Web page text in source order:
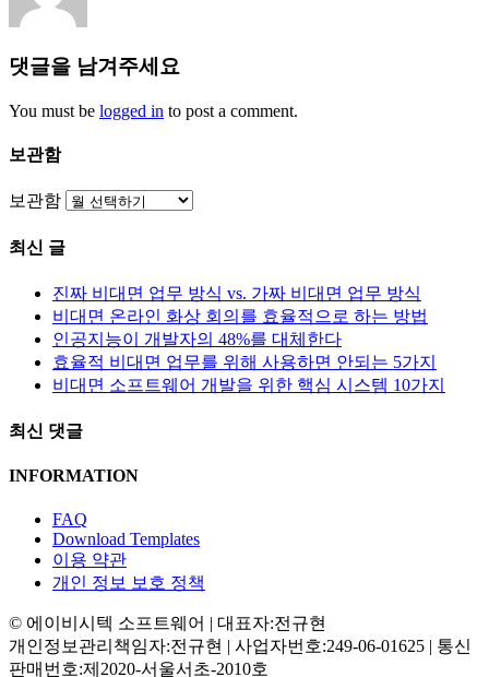
댓글을 남겨주세요
You must be logged in to post a comment.
보관함
보관함
최신 글
진짜 비대면 업무 방식 vs. 가짜 비대면 업무 방식
비대면 온라인 화상 회의를 효율적으로 하는 방법
인공지능이 개발자의 48%를 대체한다
효율적 비대면 업무를 위해 사용하면 안되는 5가지
비대면 소프트웨어 개발을 위한 핵심 시스템 10가지
최신 댓글
INFORMATION
FAQ
Download Templates
이용 약관
개인 정보 보호 정책
© 에이비시텍 소프트웨어 | 대표자:전규현
개인정보관리책임자:전규현 | 사업자번호:249-06-01625 | 통신
판매번호:제2020-서울서초-2010호